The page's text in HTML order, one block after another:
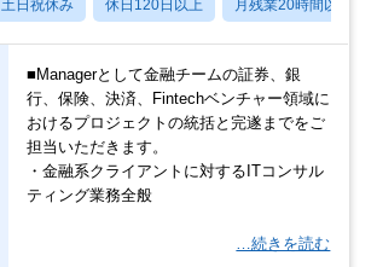
土日祝休み 休日120日以上 月残業20時間以内
■Managerとして金融チームの証券、銀
行、保険、決済、Fintechベンチャー領域に
おけるプロジェクトの統括と完遂までをご
担当いただきます。
・金融系クライアントに対するITコンサル
ティング業務全般
…続きを読む